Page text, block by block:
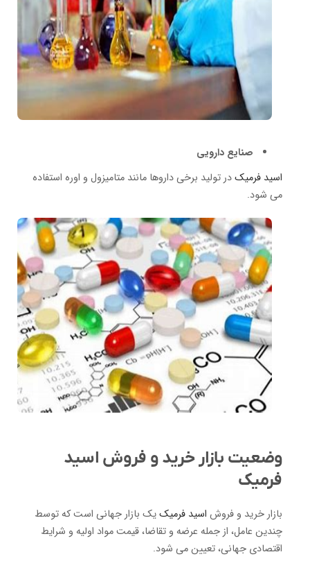
صنایع دارویی
اسید فرمیکدر تولید برخی داروها مانند متامیزول و اوره استفاده
می شود.
وضعیت بازار خرید و فروش اسید
فرمیک
بازار خرید و فروش اسید فرمیکیک بازار جهانی است که توسط
چندین عامل، از جمله عرضه و تقاضا، قیمت مواد اولیه و شرایط
اقتصادی جهانی، تعیین می شود.